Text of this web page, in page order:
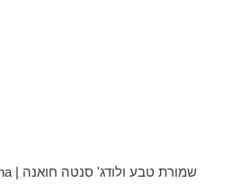
שמורת טבע ולודג' סנטה חואנה | Santa Juana